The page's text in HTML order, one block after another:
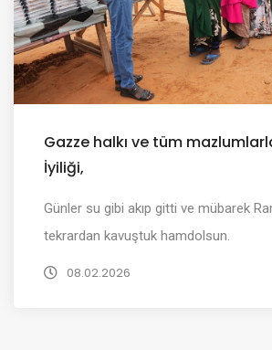
Gazze halkı ve tüm
İyiliği,
Günler su gibi akıp gitti ve mübarek
tekrardan kavuştuk hamdolsun.
08.02.2026